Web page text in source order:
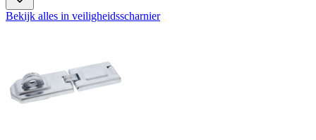
Bekijk alles in veiligheidsscharnier